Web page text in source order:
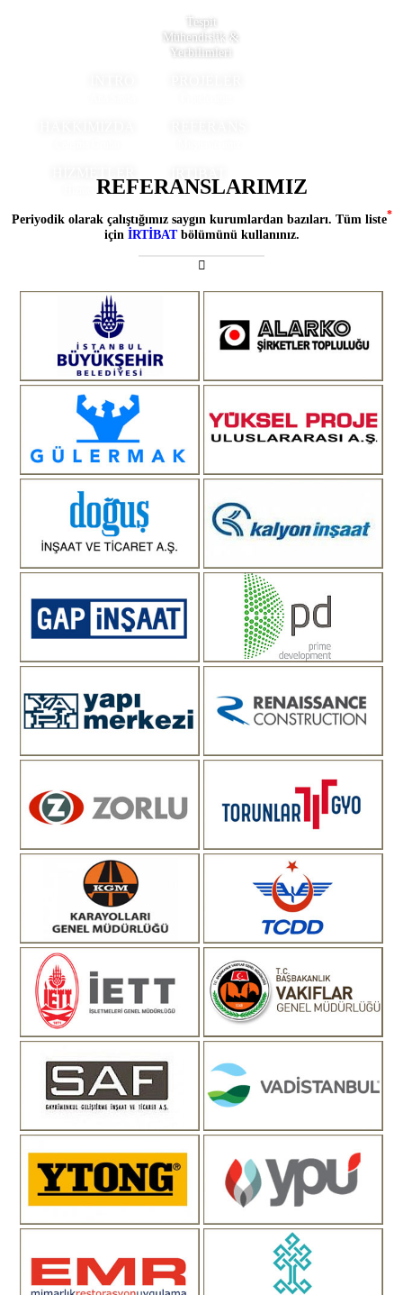
Türkçe
Tespit
Mühendislik &
Yerbilimleri
REFERANSLARIMIZ
Periyodik olarak çalıştığımız saygın kurumlardan bazıları. Tüm liste*
için İRTİBATbölümünü kullanınız.